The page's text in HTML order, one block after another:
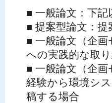
■ 一般論文：下
■ 提案型論文：
■ 一般論文（企
への実践的な取
■ 一般論文（企
経験から環境シ
稿する場合